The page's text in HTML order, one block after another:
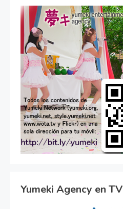
Yumeki Agency en TV